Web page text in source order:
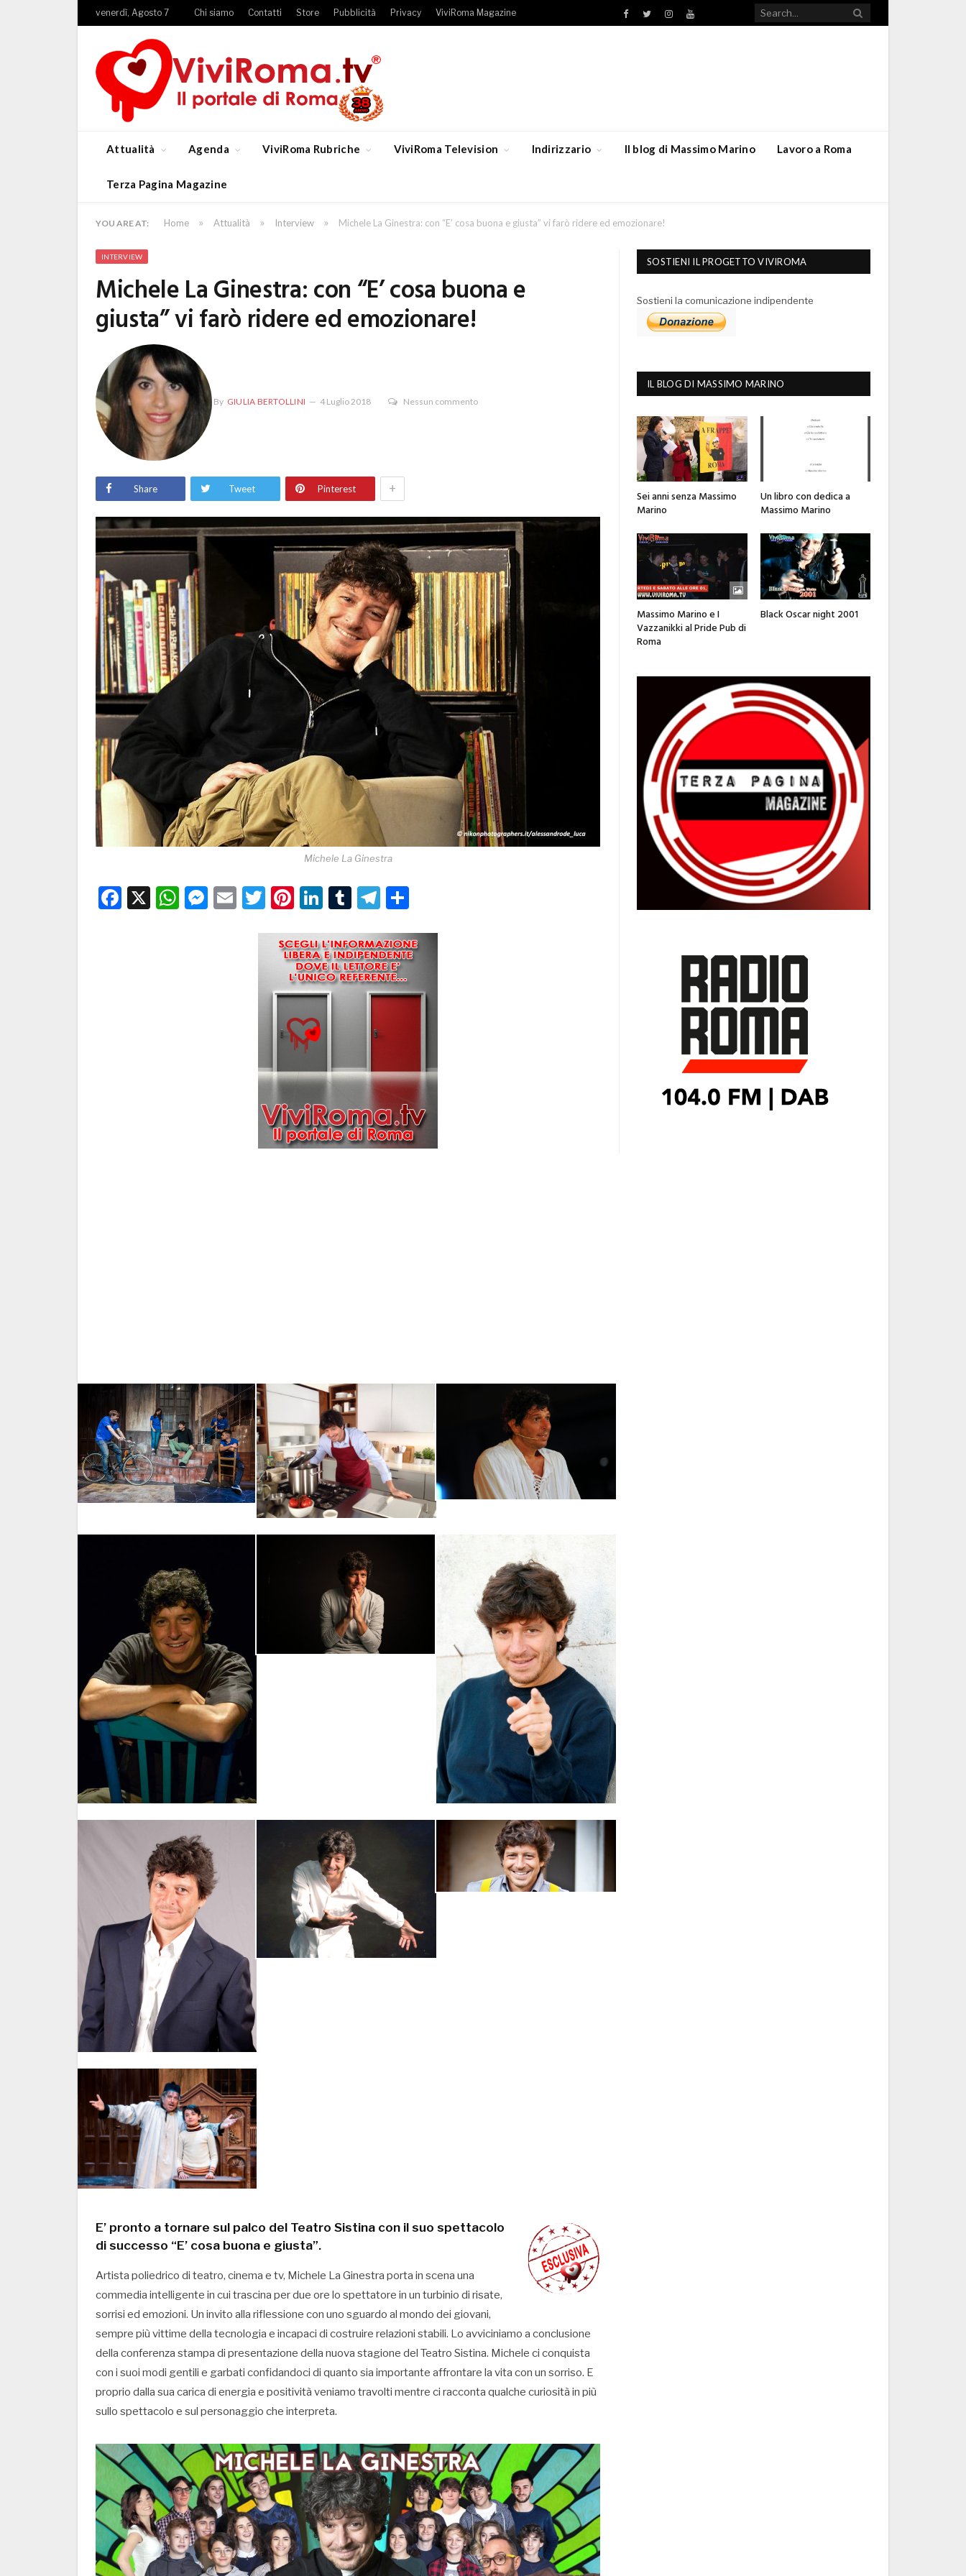
venerdì, Agosto 7 Chi siamo Contatti Store Pubblicità Privacy ViviRoma Magazine Facebook
TwitterInstagramYouTube
Attualità Agenda ViviRoma Rubriche ViviRoma Television Indirizzario Il blog di Massimo Marino Lavoro a Roma
Terza Pagina Magazine
YOU ARE AT: Home » Attualità » Interview » Michele La Ginestra: con “E’ cosa buona e giusta” vi farò ridere ed emozionare!
INTERVIEW
Michele La Ginestra: con “E’ cosa buona e
giusta” vi farò ridere ed emozionare!
By GIULIA BERTOLLINI 4 Luglio 2018 Nessun commento
Share Tweet Pinterest +
Michele La Ginestra
Facebook
X WhatsApp
Messenger
EmailTwitter
Pinterest
LinkedIn
TumblrTelegram
E’ pronto a tornare sul palco del Teatro Sistina con il suo spettacolo
di successo “E’ cosa buona e giusta”.
Artista poliedrico di teatro, cinema e tv, Michele La Ginestra porta in scena una
commedia intelligente in cui trascina per due ore lo spettatore in un turbinio di risate,
sorrisi ed emozioni. Un invito alla riflessione con uno sguardo al mondo dei giovani,
sempre più vittime della tecnologia e incapaci di costruire relazioni stabili. Lo avviciniamo a conclusione
della conferenza stampa di presentazione della nuova stagione del Teatro Sistina. Michele ci conquista
con i suoi modi gentili e garbati confidandoci di quanto sia importante affrontare la vita con un sorriso. E
proprio dalla sua carica di energia e positività veniamo travolti mentre ci racconta qualche curiosità in più
sullo spettacolo e sul personaggio che interpreta.
SOSTIENI IL PROGETTO VIVIROMA
Sostieni la comunicazione indipendente
IL BLOG DI MASSIMO MARINO
Sei anni senza Massimo
Marino
Un libro con dedica a
Massimo Marino
Massimo Marino e I
Vazzanikki al Pride Pub di
Roma
Black Oscar night 2001